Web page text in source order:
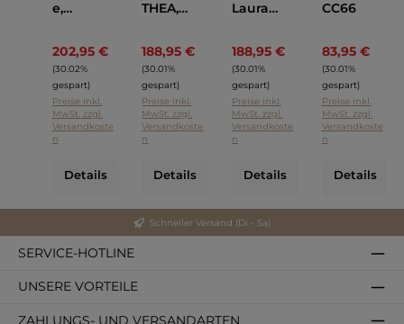
e,
Barceló
202,95 €
Regulärer Preis:
(30.02%
gespart)
Preise inkl.
MwSt. zzgl.
Versandkoste
n
Details
THEA,
188,95 €
Regulärer Preis:
(30.01%
gespart)
Preise inkl.
MwSt. zzgl.
Versandkoste
n
Details
Laura
188,95 €
Regulärer Preis:
(30.01%
gespart)
Preise inkl.
MwSt. zzgl.
Versandkoste
n
Details
CC66
83,95 €
(30.01%
gespart)
Preise inkl.
MwSt. zzgl.
Versandkoste
n
Details
Schneller Versand (Di - Sa)
SERVICE-HOTLINE
UNSERE VORTEILE
ZAHLUNGS- UND VERSANDARTEN